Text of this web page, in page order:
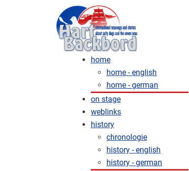
home
home - english
home - german
on stage
weblinks
history
chronologie
history - english
history - german